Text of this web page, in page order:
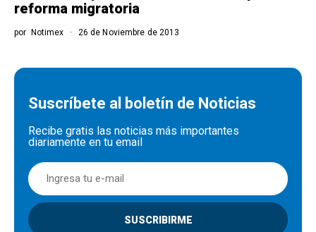
reforma migratoria
por Notimex 26 de Noviembre de 2013
Suscríbete al boletín de Noticias
Recibe gratis las noticias más importantes
diariamente en tu email
SUSCRIBIRME